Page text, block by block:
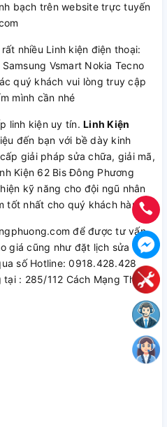
bạch trên website trực tuyến
nhiều Linh kiện điện thoại:
Vsmart Nokia Tecno
quý khách vui lòng truy cập
mình cần nhé
linh kiện uy tín. Linh Kiện
đến bạn với bề dày kinh
giải pháp sửa chữa, giải mã,
Kiện 62 Bis Đông Phương
kỹ năng cho đội ngũ nhân
tốt nhất cho quý khách hàng.
để được tư vấn
giá cũng như đặt lịch sửa
số Hotline: 0918.428.428
: 285/112 Cách Mạng Tháng